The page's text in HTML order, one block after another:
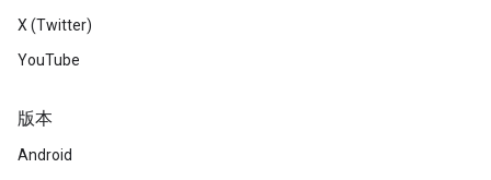
X (Twitter)
YouTube
版本
Android